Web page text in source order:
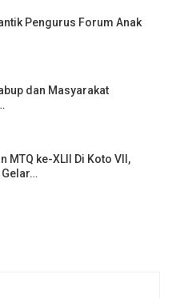
Pengurus Forum Anak
dan Masyarakat
MTQ ke-XLII Di Koto VII,